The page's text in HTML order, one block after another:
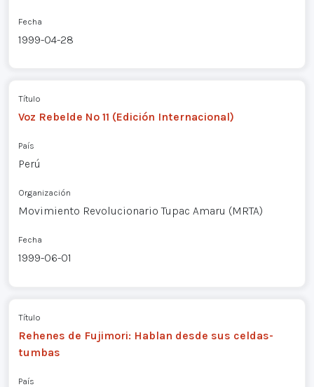
Fecha
1999-04-28
Título
Voz Rebelde Nº 11 (Edición Internacional)
País
Perú
Organización
Movimiento Revolucionario Tupac Amaru (MRTA)
Fecha
1999-06-01
Título
Rehenes de Fujimori: Hablan desde sus celdas-
tumbas
País